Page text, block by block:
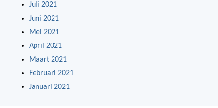
Juli 2021
Juni 2021
Mei 2021
April 2021
Maart 2021
Februari 2021
Januari 2021